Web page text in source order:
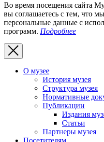
Во время посещения сайта
вы соглашаетесь с тем, что
персональные данные с
программ. Подробнее
О музее
История музея
Структура музея
Нормативные
Публикации
Издания
Статьи
Партнеры музея
Посетителям